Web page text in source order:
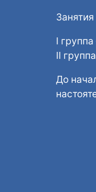
I
II
До